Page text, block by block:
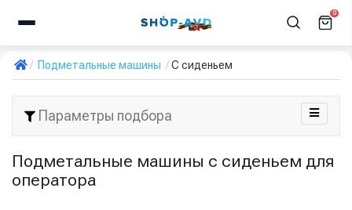
0
Подметальные машины С сиденьем
Параметры подбора
Подметальные машины с сиденьем для
оператора